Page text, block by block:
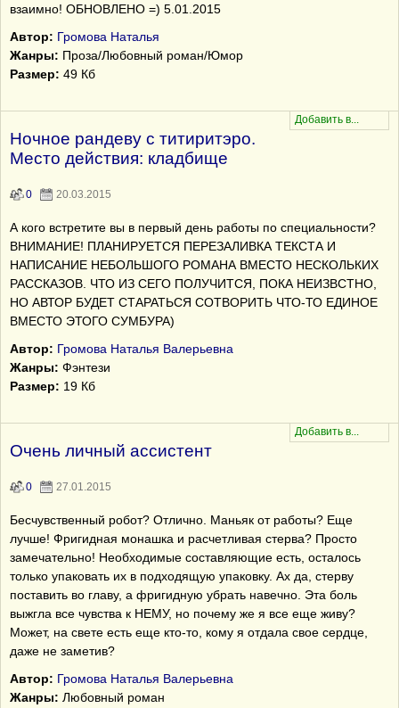
взаимно! ОБНОВЛЕНО =) 5.01.2015
Автор: Громова Наталья
Жанры: Проза/Любовный роман/Юмор
Размер: 49 Кб
Ночное рандеву с титиритэро.
Место действия: кладбище
0 20.03.2015
А кого встретите вы в первый день работы по специальности?
ВНИМАНИЕ! ПЛАНИРУЕТСЯ ПЕРЕЗАЛИВКА ТЕКСТА И
НАПИСАНИЕ НЕБОЛЬШОГО РОМАНА ВМЕСТО НЕСКОЛЬКИХ
РАССКАЗОВ. ЧТО ИЗ СЕГО ПОЛУЧИТСЯ, ПОКА НЕИЗВСТНО,
НО АВТОР БУДЕТ СТАРАТЬСЯ СОТВОРИТЬ ЧТО-ТО ЕДИНОЕ
ВМЕСТО ЭТОГО СУМБУРА)
Автор: Громова Наталья Валерьевна
Жанры: Фэнтези
Размер: 19 Кб
Очень личный ассистент
0 27.01.2015
Бесчувственный робот? Отлично. Маньяк от работы? Еще
лучше! Фригидная монашка и расчетливая стерва? Просто
замечательно! Необходимые составляющие есть, осталось
только упаковать их в подходящую упаковку. Ах да, стерву
поставить во главу, а фригидную убрать навечно. Эта боль
выжгла все чувства к НЕМУ, но почему же я все еще живу?
Может, на свете есть еще кто-то, кому я отдала свое сердце,
даже не заметив?
Автор: Громова Наталья Валерьевна
Жанры: Любовный роман